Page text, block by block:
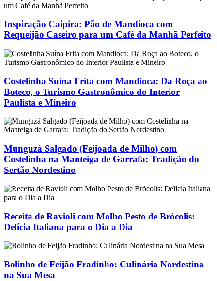
Inspiração Caipira: Pão de Mandioca com
Requeijão Caseiro para um Café da Manhã Perfeito
Costelinha Suína Frita com Mandioca: Da Roça ao
Boteco, o Turismo Gastronômico do Interior
Paulista e Mineiro
Munguzá Salgado (Feijoada de Milho) com
Costelinha na Manteiga de Garrafa: Tradição do
Sertão Nordestino
Receita de Ravioli com Molho Pesto de Brócolis:
Delícia Italiana para o Dia a Dia
Bolinho de Feijão Fradinho: Culinária Nordestina
na Sua Mesa